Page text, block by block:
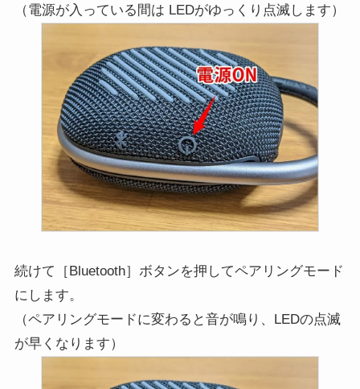
（電源が入っている間は LEDがゆっくり点滅します）
続けて［Bluetooth］ボタンを押してペアリングモード
にします。
（ペアリングモードに変わると音が鳴り、LEDの点滅
が早くなります）